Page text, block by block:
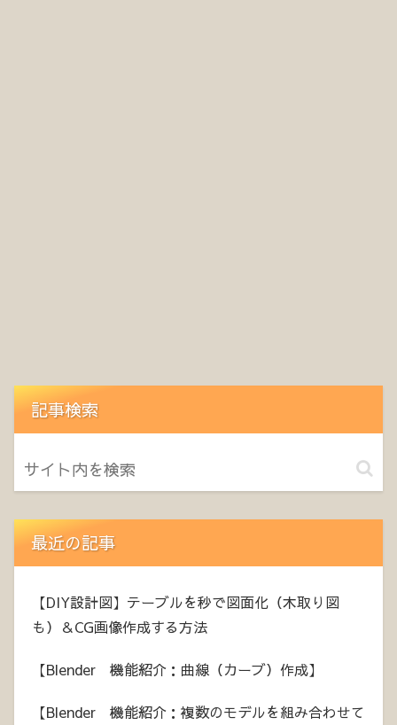
記事検索
最近の記事
【DIY設計図】テーブルを秒で図面化（木取り図
も）＆CG画像作成する方法
【Blender 機能紹介：曲線（カーブ）作成】
【Blender 機能紹介：複数のモデルを組み合わせて